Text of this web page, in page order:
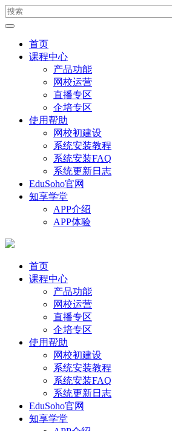
首页
课程中心
产品功能
网校运营
直播专区
企培专区
使用帮助
网校初建设
系统安装教程
系统安装FAQ
系统更新日志
EduSoho官网
知享学堂
APP介绍
APP体验
首页
课程中心
产品功能
网校运营
直播专区
企培专区
使用帮助
网校初建设
系统安装教程
系统安装FAQ
系统更新日志
EduSoho官网
知享学堂